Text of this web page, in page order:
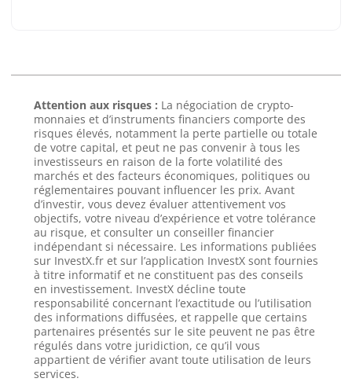
Attention aux risques : La négociation de crypto-
monnaies et d’instruments financiers comporte des
risques élevés, notamment la perte partielle ou totale
de votre capital, et peut ne pas convenir à tous les
investisseurs en raison de la forte volatilité des
marchés et des facteurs économiques, politiques ou
réglementaires pouvant influencer les prix. Avant
d’investir, vous devez évaluer attentivement vos
objectifs, votre niveau d’expérience et votre tolérance
au risque, et consulter un conseiller financier
indépendant si nécessaire. Les informations publiées
sur InvestX.fr et sur l’application InvestX sont fournies
à titre informatif et ne constituent pas des conseils
en investissement. InvestX décline toute
responsabilité concernant l’exactitude ou l’utilisation
des informations diffusées, et rappelle que certains
partenaires présentés sur le site peuvent ne pas être
régulés dans votre juridiction, ce qu’il vous
appartient de vérifier avant toute utilisation de leurs
services.